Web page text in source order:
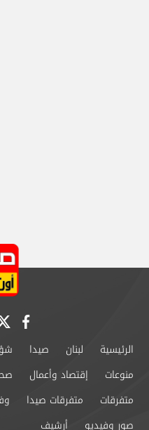
الرئيسية لبنان صيدا
منوعات
إقتصاد وأعمال
متفرقات
متفرقات صيدا
صور وفيديو
أرشيف